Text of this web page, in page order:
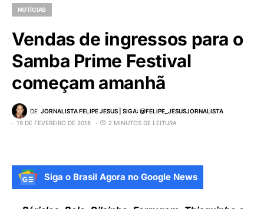
NOTÍCIAS
Vendas de ingressos para o
Samba Prime Festival
começam amanhã
DE JORNALISTA FELIPE JESUS | SIGA: @FELIPE_JESUSJORNALISTA
19 DE FEVEREIRO DE 2018
2 MINUTOS DE LEITURA
Siga o Brasil Agora no Google News